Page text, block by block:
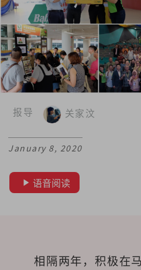
报导 关家汶
January 8, 2020
语音阅读
相隔两年，积极在